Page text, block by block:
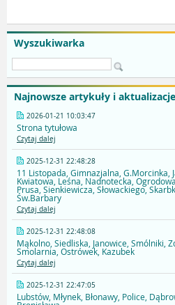
Wyszukiwarka
Najnowsze artykuły i aktualizacje
2026-01-21 10:03:47
Strona tytułowa
Czytaj dalej
2025-12-31 22:48:28
11 Listopada, Gimnazjalna, G.Morcinka,
Kwiatowa, Leśna, Nadnotecka,
Prusa, Sienkiewicza, Słowackiego,
Św.Barbary
Czytaj dalej
2025-12-31 22:48:08
Mąkolno, Siedliska, Janowice, Smólniki,
Smolarnia, Ostrówek, Kazubek
Czytaj dalej
2025-12-31 22:47:05
Lubstów, Młynek, Błonawy, Police,